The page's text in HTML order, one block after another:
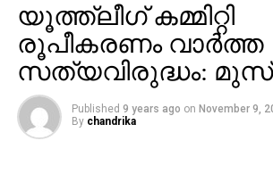
യൂത്ത്‌ലീഗ് കമ്മിറ്റി
രൂപീകരണം വാര്‍ത്ത
സത്യവിരുദ്ധം:
Published 9 years ago on November 9,
By chandrika